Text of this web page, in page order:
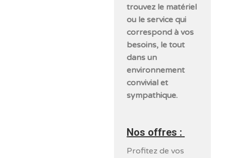
trouvez le matériel
ou le service qui
correspond à vos
besoins, le tout
dans un
environnement
convivial et
sympathique.
Nos offres :
Profitez de vos